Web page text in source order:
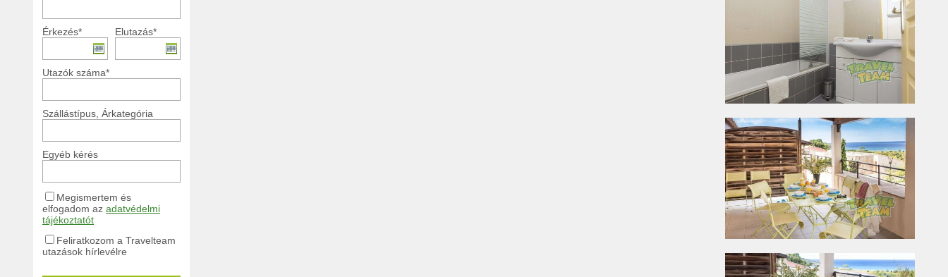
Érkezés* Elutazás*
Utazók száma*
Szállástípus, Árkategória
Egyéb kérés
Megismertem és
elfogadom az adatvédelmi
tájékoztatót
Feliratkozom a Travelteam
utazások hírlevélre